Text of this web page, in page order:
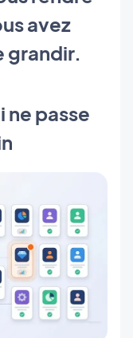
avez
grandir.
ne passe